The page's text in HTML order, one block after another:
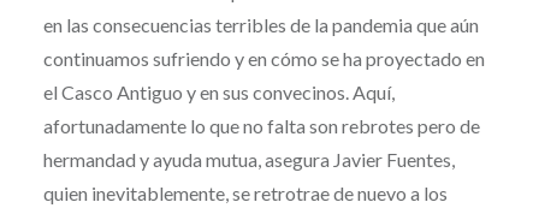
en las consecuencias terribles de la pandemia que aún
continuamos sufriendo y en cómo se ha proyectado en
el Casco Antiguo y en sus convecinos. Aquí,
afortunadamente lo que no falta son rebrotes pero de
hermandad y ayuda mutua, asegura Javier Fuentes,
quien inevitablemente, se retrotrae de nuevo a los